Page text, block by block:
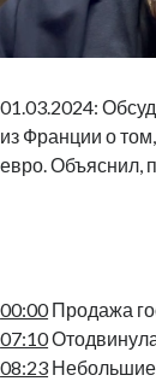
01.03.2024:
из Франции о
евро. Объяснил,
00:00Продажа
07:10
08:23